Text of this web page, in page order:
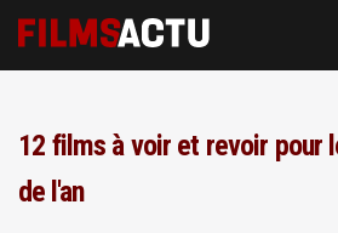
12 films à voir et revoir pour
de l'an